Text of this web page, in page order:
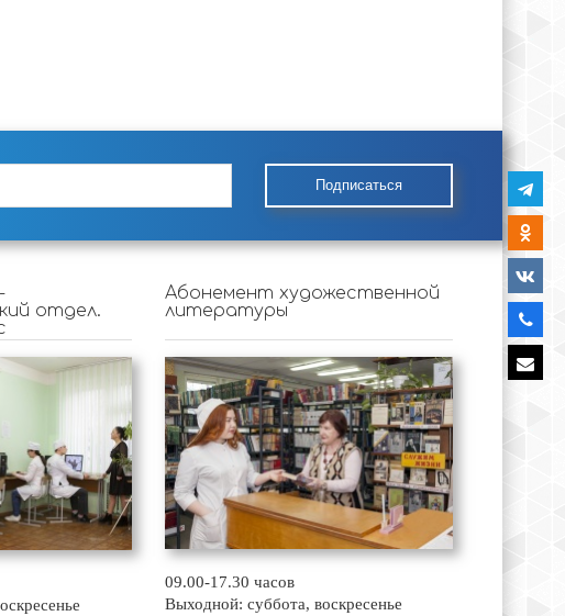
Подписаться
отдел.
Абонемент художественной
литературы
09.00-17.30 часов
Выходной: суббота, воскресенье